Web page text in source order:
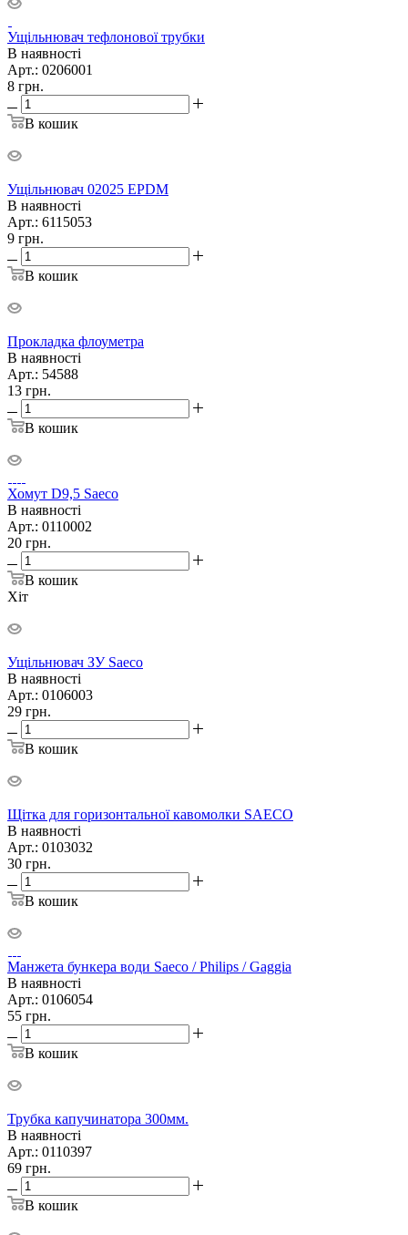
Ущільнювач тефлонової трубки
В наявності
Арт.: 0206001
8 грн.
В кошик
Ущільнювач 02025 EPDM
В наявності
Арт.: 6115053
9 грн.
В кошик
Прокладка флоуметра
В наявності
Арт.: 54588
13 грн.
В кошик
Хомут D9,5 Saeco
В наявності
Арт.: 0110002
20 грн.
В кошик
Хіт
Ущільнювач ЗУ Saeco
В наявності
Арт.: 0106003
29 грн.
В кошик
Щітка для горизонтальної кавомолки SAECO
В наявності
Арт.: 0103032
30 грн.
В кошик
Манжета бункера води Saeco / Philips / Gaggia
В наявності
Арт.: 0106054
55 грн.
В кошик
Трубка капучинатора 300мм.
В наявності
Арт.: 0110397
69 грн.
В кошик